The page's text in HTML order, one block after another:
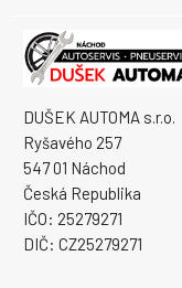
DUŠEK AUTOMA s.r.o.
Ryšavého 257
547 01 Náchod
Česká Republika
IČO: 25279271
DIČ: CZ25279271